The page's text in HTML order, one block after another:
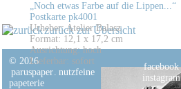
„Noch etwas Farbe auf die Lippen...“
Postkarte pk4001
Urheber: Atelier Balasz
Format: 12,1 x 17,2 cm
Ausrichtung: hoch
Lieferbar: sofort
zurück zur Übersicht
© 2026
paruspaper. nutzfeine
papeterie
facebook
instagram